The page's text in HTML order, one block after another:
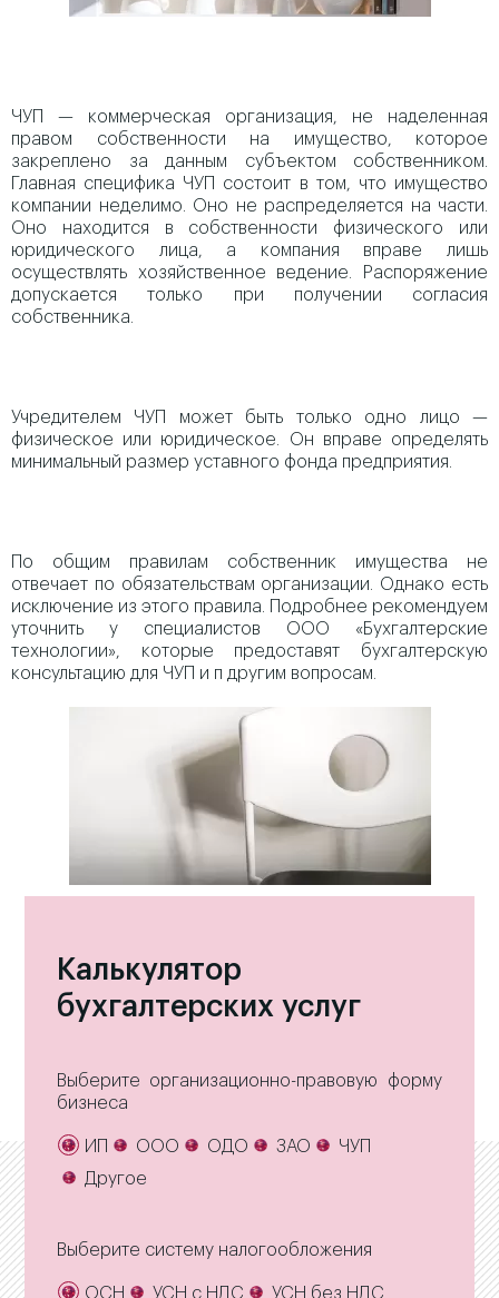
ЧУП — коммерческая организация, не наделенная
правом собственности на имущество, которое
закреплено за данным субъектом собственником.
Главная специфика ЧУП состоит в том, что имущество
компании неделимо. Оно не распределяется на части.
Оно находится в собственности физического или
юридического лица, а компания вправе лишь
осуществлять хозяйственное ведение. Распоряжение
допускается только при получении согласия
собственника.
Учредителем ЧУП может быть только одно лицо —
физическое или юридическое. Он вправе определять
минимальный размер уставного фонда предприятия.
По общим правилам собственник имущества не
отвечает по обязательствам организации. Однако есть
исключение из этого правила. Подробнее рекомендуем
уточнить у специалистов ООО «Бухгалтерские
технологии», которые предоставят бухгалтерскую
консультацию для ЧУП и п другим вопросам.
Калькулятор
бухгалтерских услуг
Выберите организационно-правовую форму
бизнеса
ИП ООО ОДО ЗАО
ЧУП
Другое
Выберите систему налогообложения
ОСН УСН с НДС УСН без НДС